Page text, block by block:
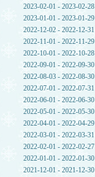
2023-02-01 - 2023-02-28
2023-01-01 - 2023-01-29
2022-12-02 - 2022-12-31
2022-11-01 - 2022-11-29
2022-10-01 - 2022-10-28
2022-09-01 - 2022-09-30
2022-08-03 - 2022-08-30
2022-07-01 - 2022-07-31
2022-06-01 - 2022-06-30
2022-05-01 - 2022-05-30
2022-04-01 - 2022-04-29
2022-03-01 - 2022-03-31
2022-02-01 - 2022-02-27
2022-01-01 - 2022-01-30
2021-12-01 - 2021-12-30